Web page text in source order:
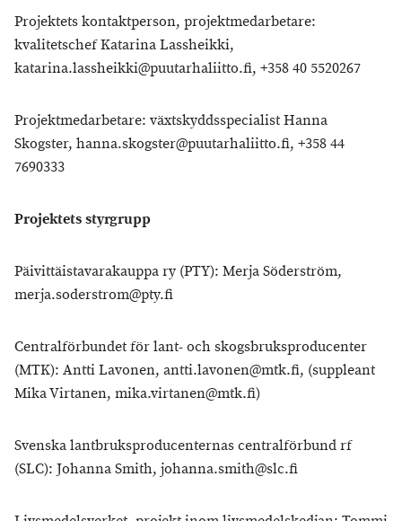
Projektets kontaktperson, projektmedarbetare:
kvalitetschef Katarina Lassheikki,
katarina.lassheikki@puutarhaliitto.fi, +358 40 5520267
Projektmedarbetare: växtskyddsspecialist Hanna
Skogster, hanna.skogster@puutarhaliitto.fi, +358 44
7690333
Projektets styrgrupp
Päivittäistavarakauppa ry (PTY): Merja Söderström,
merja.soderstrom@pty.fi
Centralförbundet för lant- och skogsbruksproducenter
(MTK): Antti Lavonen, antti.lavonen@mtk.fi, (suppleant
Mika Virtanen, mika.virtanen@mtk.fi)
Svenska lantbruksproducenternas centralförbund rf
(SLC): Johanna Smith, johanna.smith@slc.fi